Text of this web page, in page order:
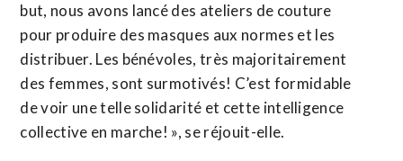
but, nous avons lancé des ateliers de couture
pour produire des masques aux normes et les
distribuer. Les bénévoles, très majoritairement
des femmes, sont surmotivés! C’est formidable
de voir une telle solidarité et cette intelligence
collective en marche! », se réjouit-elle.